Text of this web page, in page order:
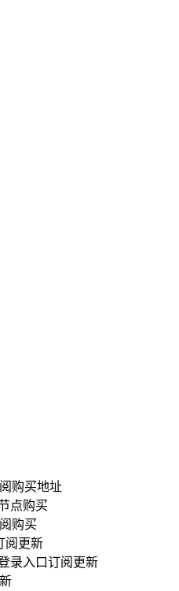
购买地址
点购买
购买
阅更新
录入口订阅更新